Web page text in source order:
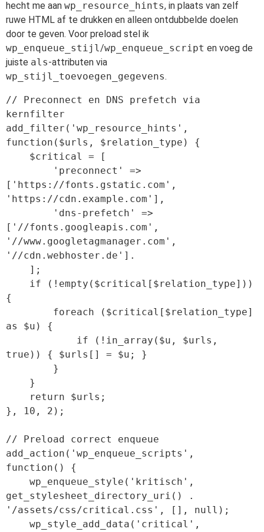
hecht me aan wp_resource_hints, in plaats van zelf
ruwe HTML af te drukken en alleen ontdubbelde doelen
door te geven. Voor preload stel ik
wp_enqueue_stijl/wp_enqueue_script en voeg de
juiste als-attributen via
wp_stijl_toevoegen_gegevens.
// Preconnect en DNS prefetch via
kernfilter
add_filter('wp_resource_hints',
function($urls, $relation_type) {
['https://fonts.gstatic.com',
'https://cdn.example.com'],
['//fonts.googleapis.com',
'//www.googletagmanager.com',
'//cdn.webhoster.de'].
{
as $u) {
true)) { $urls[] = $u; }
}, 10, 2);
// Preload correct enqueue
add_action('wp_enqueue_scripts',
function() {
get_stylesheet_directory_uri() .
'/assets/css/critical.css', [], null);